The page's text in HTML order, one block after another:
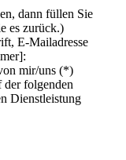
dann füllen Sie
es zurück.)
E-Mailadresse
mir/uns (*)
der folgenden
Dienstleistung